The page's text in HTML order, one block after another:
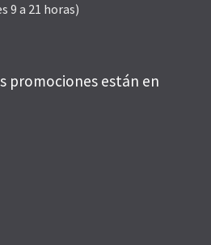
9 a 21 horas)
promociones están en